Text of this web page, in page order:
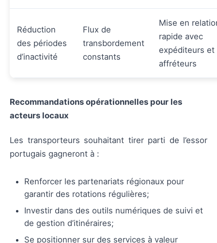
Réduction
des périodes
d’inactivité
Flux de
transbordement
constants
Mise en
rapide avec
expéditeurs et
affréteurs
Recommandations opérationnelles pour les
acteurs locaux
Les transporteurs souhaitant tirer parti de l’essor
portugais gagneront à :
Renforcer les partenariats régionaux pour
garantir des rotations régulières;
Investir dans des outils numériques de suivi et
de gestion d’itinéraires;
Se positionner sur des services à valeur